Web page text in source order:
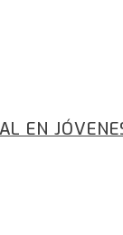
EN